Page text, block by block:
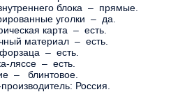
блока – прямые.
уголки – да.
карта – есть.
материал – есть.
– есть.
ляссе – есть.
– блинтовое.
Россия.